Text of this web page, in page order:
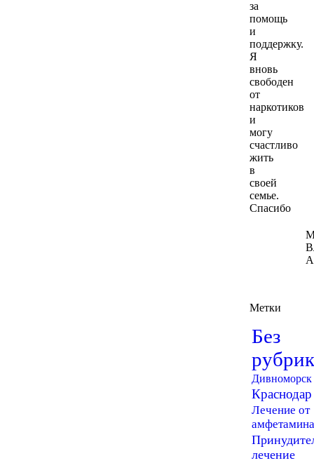
за
помощь
и
поддержку.
Я
вновь
свободен
от
наркотиков
и
могу
счастливо
жить
в
своей
семье.
Спасибо
Метки
Без
Дивноморск
Краснодар
Лечение от
амфетамина
лечение